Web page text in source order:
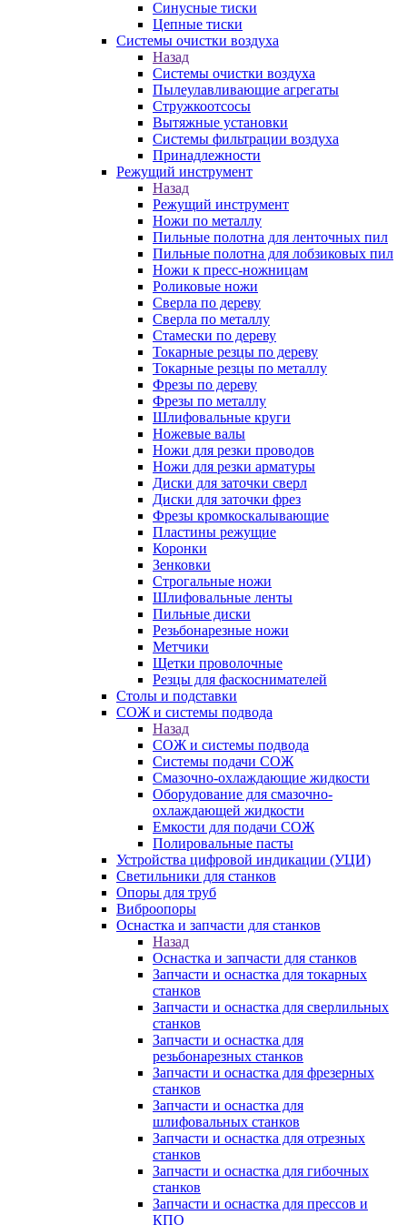
Синусные тиски
Цепные тиски
Системы очистки воздуха
Назад
Системы очистки воздуха
Пылеулавливающие агрегаты
Стружкоотсосы
Вытяжные установки
Системы фильтрации воздуха
Принадлежности
Режущий инструмент
Назад
Режущий инструмент
Ножи по металлу
Пильные полотна для ленточных пил
Пильные полотна для лобзиковых пил
Ножи к пресс-ножницам
Роликовые ножи
Сверла по дереву
Сверла по металлу
Стамески по дереву
Токарные резцы по дереву
Токарные резцы по металлу
Фрезы по дереву
Фрезы по металлу
Шлифовальные круги
Ножевые валы
Ножи для резки проводов
Ножи для резки арматуры
Диски для заточки сверл
Диски для заточки фрез
Фрезы кромкоскалывающие
Пластины режущие
Коронки
Зенковки
Строгальные ножи
Шлифовальные ленты
Пильные диски
Резьбонарезные ножи
Метчики
Щетки проволочные
Резцы для фаскоснимателей
Столы и подставки
СОЖ и системы подвода
Назад
СОЖ и системы подвода
Системы подачи СОЖ
Смазочно-охлаждающие жидкости
Оборудование для смазочно-
охлаждающей жидкости
Емкости для подачи СОЖ
Полировальные пасты
Устройства цифровой индикации (УЦИ)
Светильники для станков
Опоры для труб
Виброопоры
Оснастка и запчасти для станков
Назад
Оснастка и запчасти для станков
Запчасти и оснастка для токарных
станков
Запчасти и оснастка для сверлильных
станков
Запчасти и оснастка для
резьбонарезных станков
Запчасти и оснастка для фрезерных
станков
Запчасти и оснастка для
шлифовальных станков
Запчасти и оснастка для отрезных
станков
Запчасти и оснастка для гибочных
станков
Запчасти и оснастка для прессов и
КПО